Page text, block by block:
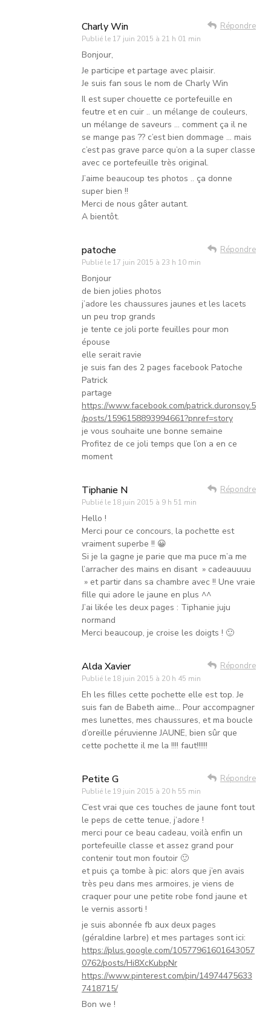
Charly Win
Publié le 17 juin 2015 à 21 h 01 min
Répondre
Bonjour,
Je participe et partage avec plaisir.
Je suis fan sous le nom de Charly Win
Il est super chouette ce portefeuille en
feutre et en cuir .. un mélange de couleurs,
un mélange de saveurs … comment ça il ne
se mange pas ?? c’est bien dommage … mais
c’est pas grave parce qu’on a la super classe
avec ce portefeuille très original.
J’aime beaucoup tes photos .. ça donne
super bien !!
Merci de nous gâter autant.
A bientôt.
patoche
Publié le 17 juin 2015 à 23 h 10 min
Répondre
Bonjour
de bien jolies photos
j’adore les chaussures jaunes et les lacets
un peu trop grands
je tente ce joli porte feuilles pour mon
épouse
elle serait ravie
je suis fan des 2 pages facebook Patoche
Patrick
partage
https://www.facebook.com/patrick.duronsoy.5
/posts/1596158893994661?pnref=story
je vous souhaite une bonne semaine
Profitez de ce joli temps que l’on a en ce
moment
Tiphanie N
Publié le 18 juin 2015 à 9 h 51 min
Répondre
Hello !
Merci pour ce concours, la pochette est
vraiment superbe !! 😀
Si je la gagne je parie que ma puce m’a me
l’arracher des mains en disant » cadeauuuu
» et partir dans sa chambre avec !! Une vraie
fille qui adore le jaune en plus ^^
J’ai likée les deux pages : Tiphanie juju
normand
Merci beaucoup, je croise les doigts ! 🙂
Alda Xavier
Publié le 18 juin 2015 à 20 h 45 min
Répondre
Eh les filles cette pochette elle est top. Je
suis fan de Babeth aime… Pour accompagner
mes lunettes, mes chaussures, et ma boucle
d’oreille péruvienne JAUNE, bien sûr que
cette pochette il me la !!!! faut!!!!!!
Petite G
Publié le 19 juin 2015 à 20 h 55 min
Répondre
C’est vrai que ces touches de jaune font tout
le peps de cette tenue, j’adore !
merci pour ce beau cadeau, voilà enfin un
portefeuille classe et assez grand pour
contenir tout mon foutoir 🙂
et puis ça tombe à pic: alors que j’en avais
très peu dans mes armoires, je viens de
craquer pour une petite robe fond jaune et
le vernis assorti !
je suis abonnée fb aux deux pages
(géraldine larbre) et mes partages sont ici:
https://plus.google.com/10577961601643057
0762/posts/Hi8XcKubpNr
https://www.pinterest.com/pin/14974475633
7418715/
Bon we !